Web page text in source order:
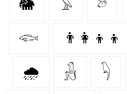
🐘 𓅥 𓃾
𓆟 👨‍👩‍👦‍👦
🌧️ 𓃻 𓆐